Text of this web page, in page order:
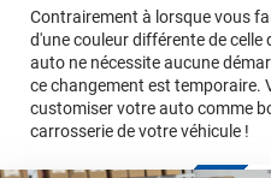
Contrairement à lorsque vous
d'une couleur différente de celle
auto ne nécessite aucune
ce changement est temporaire.
customiser votre auto comme
carrosserie de votre véhicule !
Multipliez ce résultat par
commerciaux
Le covering peut
Le covering revient moins